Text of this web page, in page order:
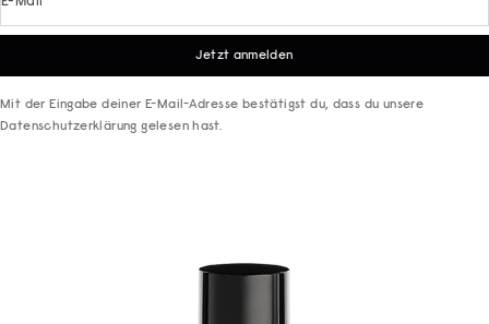
Jetzt anmelden
Mit der Eingabe deiner E-Mail-Adresse bestätigst du, dass du unsere
Datenschutzerklärung gelesen hast.